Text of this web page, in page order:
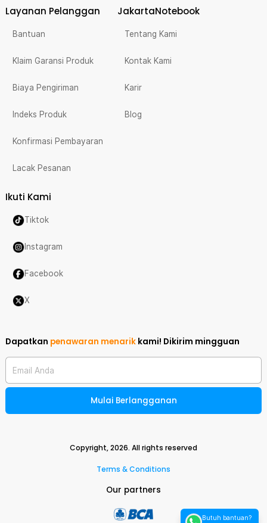
Layanan Pelanggan
Bantuan
Klaim Garansi Produk
Biaya Pengiriman
Indeks Produk
Konfirmasi Pembayaran
Lacak Pesanan
JakartaNotebook
Tentang Kami
Kontak Kami
Karir
Blog
Ikuti Kami
Tiktok
Instagram
Facebook
X
Dapatkan penawaran menarik kami! Dikirim mingguan
Email Anda
Mulai Berlangganan
Copyright,2026. All rights reserved
Terms & Conditions
Our partners
Butuh bantuan?